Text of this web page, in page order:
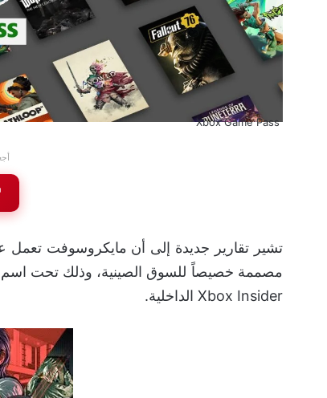
Xbox Game Pass
تشير تقارير جديدة إلى أن مايكروسوفت تعمل
Xbox Insider الداخلية.